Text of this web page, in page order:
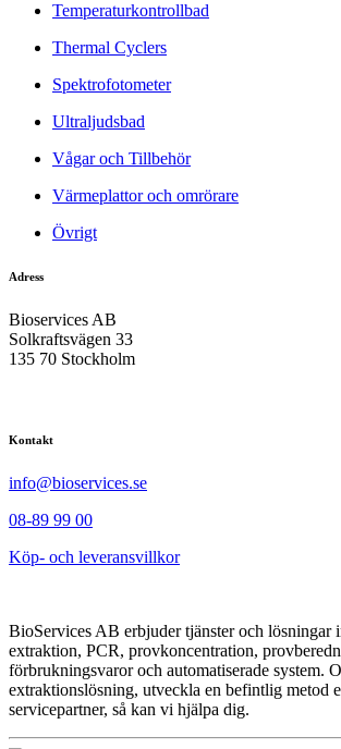
Temperaturkontrollbad
Thermal Cyclers
Spektrofotometer
Ultraljudsbad
Vågar och Tillbehör
Värmeplattor och omrörare
Övrigt
Adress
Bioservices AB
Solkraftsvägen 33
135 70 Stockholm
Kontakt
info@bioservices.se
08-89 99 00
Köp- och leveransvillkor
BioServices AB erbjuder tjänster och
extraktion, PCR, provkoncentration,
förbrukningsvaror och automatiserade system.
extraktionslösning, utveckla en befintlig metod
servicepartner, så kan vi hjälpa dig.